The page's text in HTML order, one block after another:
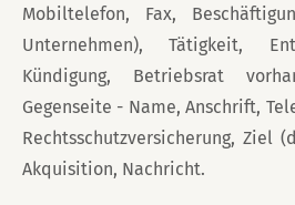
Mobiltelefon, Fax,
Unternehmen), Tätigkeit,
Kündigung, Betriebsrat
Gegenseite - Name, Anschrift,
Rechtsschutzversicherung, Ziel
Akquisition, Nachricht.